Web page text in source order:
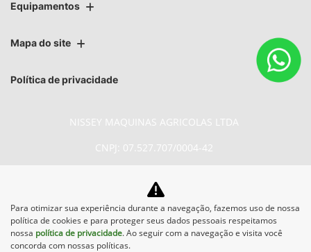
Equipamentos
Mapa do site
Política de privacidade
NISSEY MAQUINAS AGRICOLAS LTDA
CNPJ: 07.527.707/0004-42
No trânsito, enxergar o outro salva
vidas.
Para otimizar sua experiência durante a navegação, fazemos uso de nossa
política de cookies e para proteger seus dados pessoais respeitamos
nossa política de privacidade. Ao seguir com a navegação e visita você
concorda com nossas políticas.